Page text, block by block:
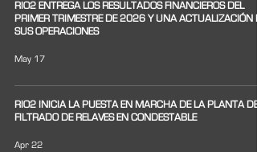
RIO2 ENTREGA LOS RESULTADOS FINANCIEROS DEL
PRIMER TRIMESTRE DE 2026 Y UNA ACTUALIZACIÓN
SUS OPERACIONES
May 17
RIO2 INICIA LA PUESTA EN MARCHA DE LA PLANTA DE
FILTRADO DE RELAVES EN CONDESTABLE
Apr 22